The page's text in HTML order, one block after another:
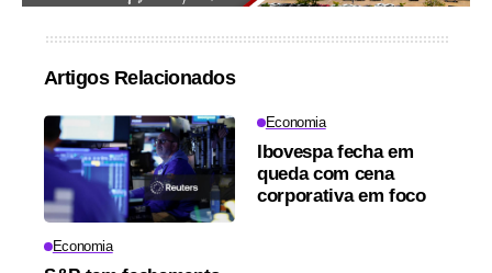
Artigos Relacionados
Economia
Economia
Ibovespa fecha em
queda com cena
corporativa em foco